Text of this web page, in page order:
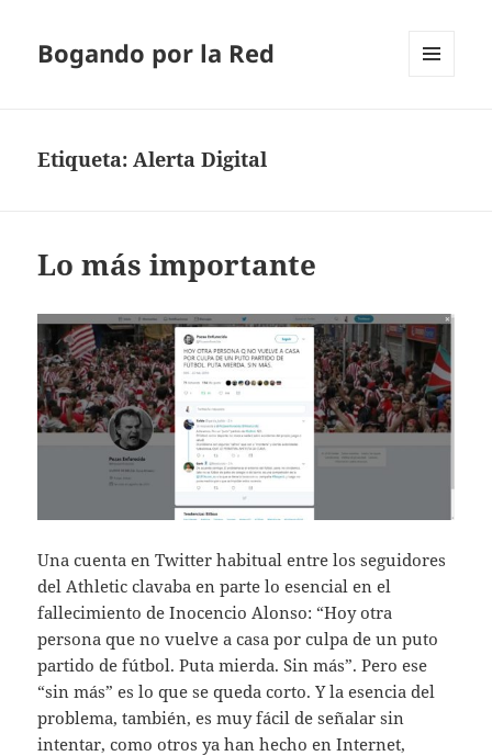
Bogando por la Red
Etiqueta:Alerta Digital
Lo más importante
Una cuenta en Twitter habitual entre los seguidores
del Athletic clavaba en parte lo esencial en el
fallecimiento de Inocencio Alonso: “Hoy otra
persona que no vuelve a casa por culpa de un puto
partido de fútbol. Puta mierda. Sin más”. Pero ese
“sin más” es lo que se queda corto. Y la esencia del
problema, también, es muy fácil de señalar sin
intentar, como otros ya han hecho en Internet,